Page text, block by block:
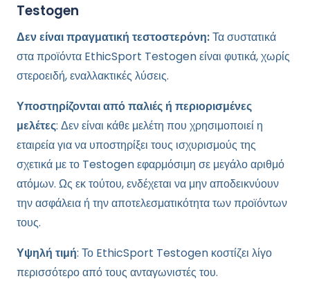
Testogen
Δεν είναι πραγματική τεστοστερόνη:Τα συστατικά
στα προϊόντα EthicSport Testogen είναι φυτικά, χωρίς
στεροειδή, εναλλακτικές λύσεις.
Υποστηρίζονται από παλιές ή περιορισμένες
μελέτες: Δεν είναι κάθε μελέτη που χρησιμοποιεί η
εταιρεία για να υποστηρίξει τους ισχυρισμούς της
σχετικά με το Testogen εφαρμόσιμη σε μεγάλο αριθμό
ατόμων. Ως εκ τούτου, ενδέχεται να μην αποδεικνύουν
την ασφάλεια ή την αποτελεσματικότητα των προϊόντων
τους.
Υψηλή τιμή: Το EthicSport Testogen κοστίζει λίγο
περισσότερο από τους ανταγωνιστές του.